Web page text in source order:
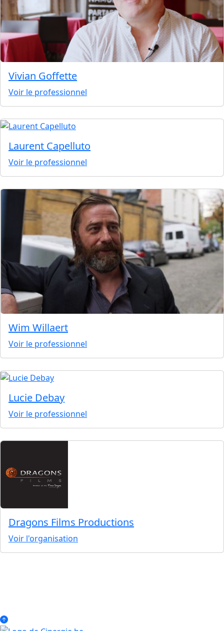
Vivian Goffette
Voir le professionnel
Laurent Capelluto
Voir le professionnel
Wim Willaert
Voir le professionnel
Lucie Debay
Voir le professionnel
Dragons Films Productions
Voir l'organisation